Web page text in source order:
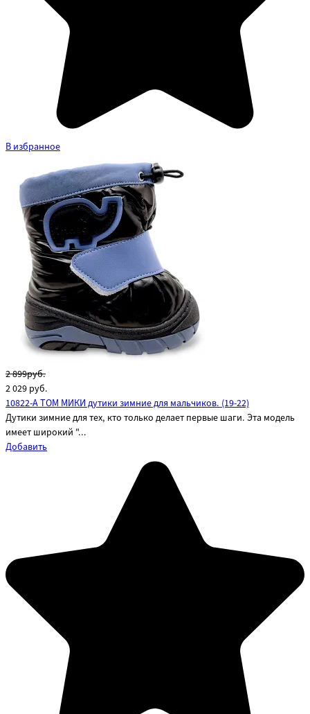
В избранное
2 899руб.
2 029 руб.
10822-A ТОМ МИКИ дутики зимние для мальчиков. (19-22)
Дутики зимние для тех, кто только делает первые шаги. Эта модель
имеет широкий "...
Добавить